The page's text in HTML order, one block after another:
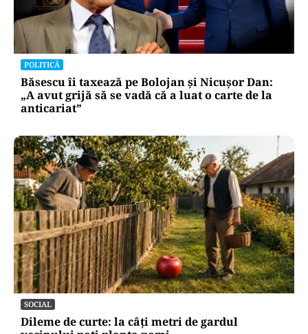
POLITICĂ
Băsescu îi taxează pe Bolojan și Nicușor Dan:
„A avut grijă să se vadă că a luat o carte de la
anticariat”
SOCIAL
Dileme de curte: la câți metri de gardul